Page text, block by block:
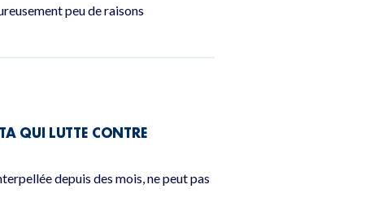
peu de raisons
QUI LUTTE CONTRE
depuis des mois, ne peut pas